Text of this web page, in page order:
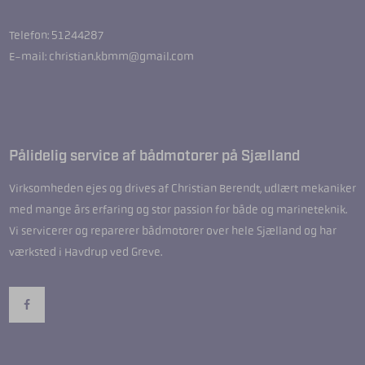
Telefon: 51244287
E-mail: christian.kbmm@gmail.com
Pålidelig service af bådmotorer på Sjælland
Virksomheden ejes og drives af Christian Berendt, udlært mekaniker
med mange års erfaring og stor passion for både og marineteknik.
Vi servicerer og reparerer bådmotorer over hele Sjælland og har
værksted i Havdrup ved Greve.